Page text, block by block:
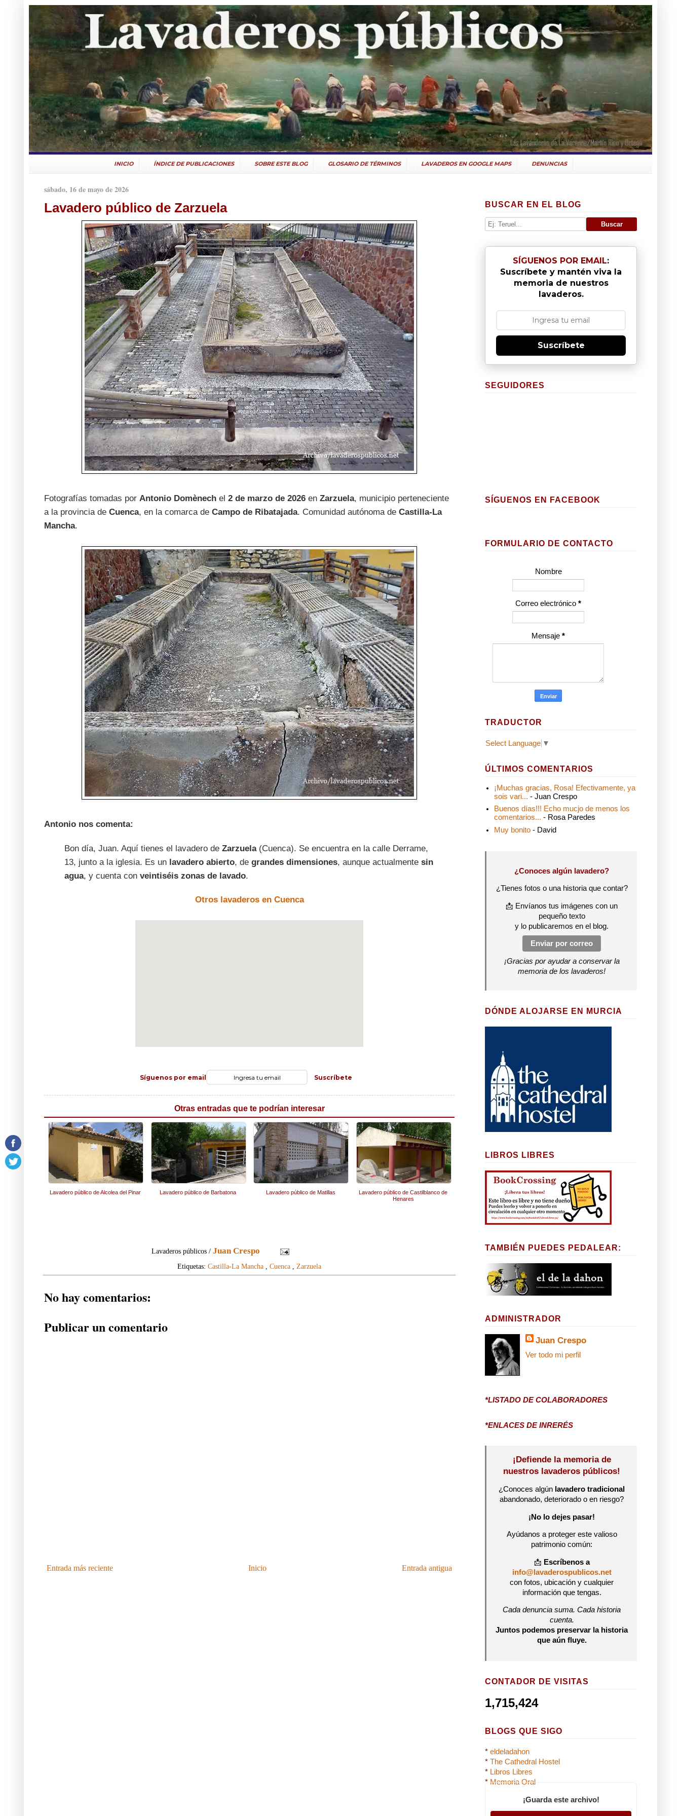
INICIO ÍNDICE DE PUBLICACIONES SOBRE ESTE BLOG GLOSARIO DE TÉRMINOS LAVADEROS EN GOOGLE MAPS DENUNCIAS
sábado, 16 de mayo de 2026
Lavadero público de Zarzuela
Fotografías tomadas por Antonio Domènech el 2 de marzo de 2026 en Zarzuela, municipio perteneciente
a la provincia de Cuenca, en la comarca de Campo de Ribatajada. Comunidad autónoma de Castilla-La
Mancha.
Antonio nos comenta:
Bon día, Juan. Aquí tienes el lavadero de Zarzuela(Cuenca). Se encuentra en la calle Derrame,
13, junto a la iglesia. Es un lavadero abierto, de grandes dimensiones, aunque actualmente sin
agua, y cuenta con veintiséis zonas de lavado.
Otros lavaderos en Cuenca
Síguenos por email Suscríbete
Otras entradas que te podrían interesar
Lavadero público de Alcolea del Pinar Lavadero público de Barbatona Lavadero público de Matillas
Lavadero público de Castilblanco de
Henares
Lavaderos públicos /Juan Crespo
Etiquetas: Castilla-La Mancha Cuenca Zarzuela
No hay comentarios:
Publicar un comentario
Entrada más reciente Entrada antigua
Inicio
BUSCAR EN EL BLOG
SÍGUENOS POR EMAIL:
Suscríbete y mantén viva la
memoria de nuestros
lavaderos.
Suscríbete
SEGUIDORES
SÍGUENOS EN FACEBOOK
FORMULARIO DE CONTACTO
Nombre
Correo electrónico *
Mensaje *
TRADUCTOR
Select Language ▼
ÚLTIMOS COMENTARIOS
¡Muchas gracias, Rosa! Efectivamente, ya
sois vari... - Juan Crespo
Buenos días!!! Echo mucjo de menos los
comentarios... - Rosa Paredes
Muy bonito - David
¿Conoces algún lavadero?
¿Tienes fotos o una historia que contar?
📩 Envíanos tus imágenes con un
pequeño texto
y lo publicaremos en el blog.
Enviar por correo
¡Gracias por ayudar a conservar la
memoria de los lavaderos!
DÓNDE ALOJARSE EN MURCIA
LIBROS LIBRES
TAMBIÉN PUEDES PEDALEAR:
ADMINISTRADOR
Juan Crespo
Ver todo mi perfil
*LISTADO DE COLABORADORES
*ENLACES DE INRERÉS
¡Defiende la memoria de
nuestros lavaderos públicos!
¿Conoces algún lavadero tradicional
abandonado, deteriorado o en riesgo?
¡No lo dejes pasar!
Ayúdanos a proteger este valioso
patrimonio común:
📩 Escríbenos a
info@lavaderospublicos.net
con fotos, ubicación y cualquier
información que tengas.
Cada denuncia suma. Cada historia
cuenta.
Juntos podemos preservar la historia
que aún fluye.
CONTADOR DE VISITAS
1,715,424
BLOGS QUE SIGO
* eldeladahon
* The Cathedral Hostel
* Libros Libres
* Memoria Oral
¡Guarda este archivo!